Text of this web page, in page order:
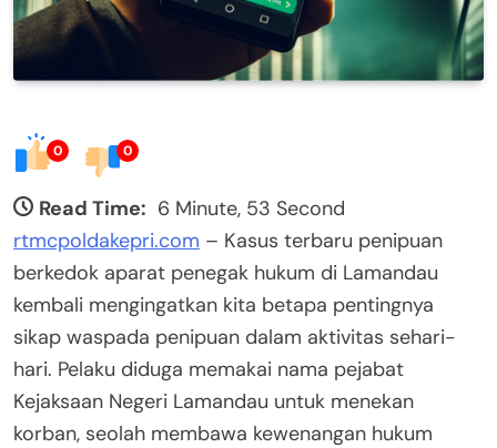
0 0
Read Time: 6 Minute, 53 Second
rtmcpoldakepri.com – Kasus terbaru penipuan
berkedok aparat penegak hukum di Lamandau
kembali mengingatkan kita betapa pentingnya
sikap waspada penipuan dalam aktivitas sehari-
hari. Pelaku diduga memakai nama pejabat
Kejaksaan Negeri Lamandau untuk menekan
korban, seolah membawa kewenangan hukum